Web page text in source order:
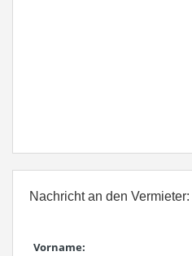
Nachricht an den Vermieter:
Vorname: